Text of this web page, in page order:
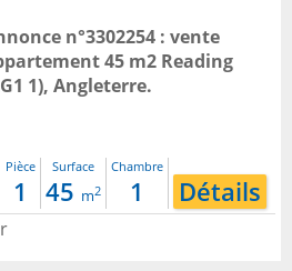
n°3302254 : vente
45 m2 Reading
1), Angleterre.
Pièce
1
Surface
45 m2
Chambre
1 Détails